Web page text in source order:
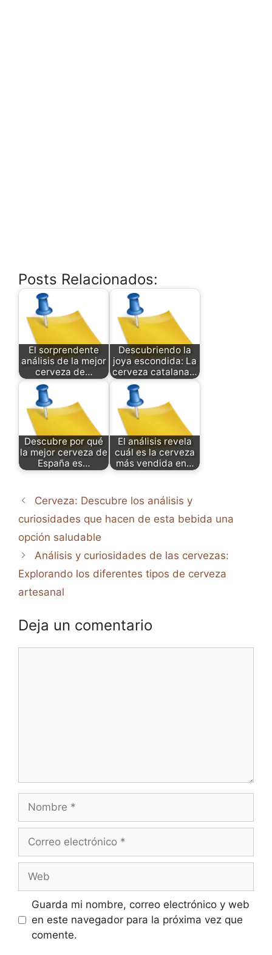
Posts Relacionados:
El sorprendente
análisis de la mejor
cerveza de…
Descubriendo la
joya escondida: La
cerveza catalana…
Descubre por qué
la mejor cerveza de
España es…
El análisis revela
cuál es la cerveza
más vendida en…
Cerveza: Descubre los análisis y
curiosidades que hacen de esta bebida una
opción saludable
Análisis y curiosidades de las cervezas:
Explorando los diferentes tipos de cerveza
artesanal
Deja un comentario
electrónico
Guarda mi nombre, correo electrónico y web
en este navegador para la próxima vez que
comente.